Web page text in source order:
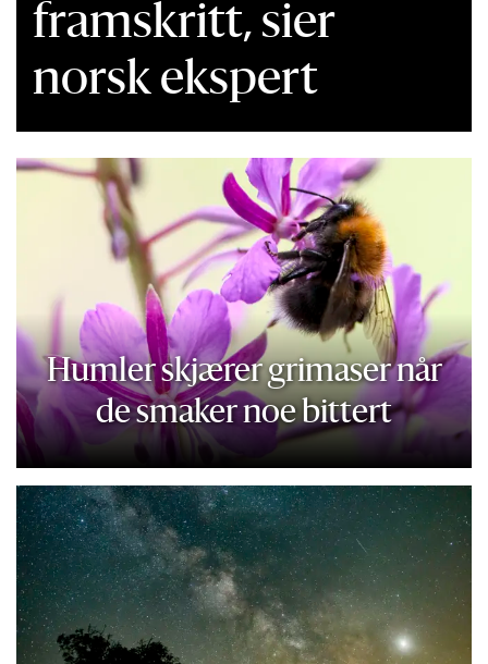
framskritt, sier
norsk ekspert
Humler skjærer grimaser når
de smaker noe bittert